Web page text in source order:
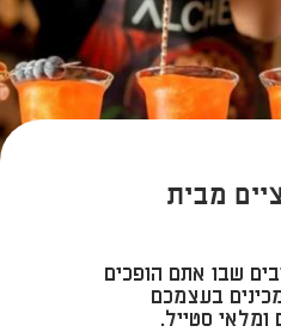
מבית
שבו אתם הופכים
בעצמכם
ומלאי סטייל.